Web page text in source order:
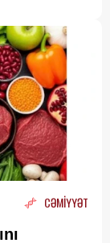
CƏMİYYƏT